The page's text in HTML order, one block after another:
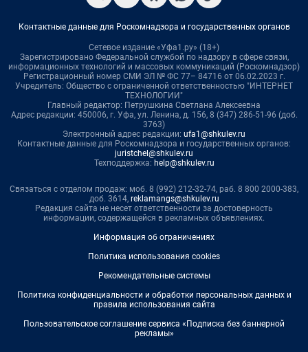
Контактные данные для Роскомнадзора и государственных органов
Сетевое издание «Уфа1.ру» (18+)
Зарегистрировано Федеральной службой по надзору в сфере связи,
информационных технологий и массовых коммуникаций (Роскомнадзор)
Регистрационный номер СМИ ЭЛ № ФС 77– 84716 от 06.02.2023 г.
Учредитель: Общество с ограниченной ответственностью "ИНТЕРНЕТ
ТЕХНОЛОГИИ"
Главный редактор: Петрушкина Светлана Алексеевна
Адрес редакции: 450006, г. Уфа, ул. Ленина, д. 156, 8 (347) 286-51-96 (доб.
3763)
Электронный адрес редакции: ufa1@shkulev.ru
Контактные данные для Роскомнадзора и государственных органов:
juristchel@shkulev.ru
Техподдержка: help@shkulev.ru
Связаться с отделом продаж: моб. 8 (992) 212-32-74, раб. 8 800 2000-383,
доб. 3614, reklamangs@shkulev.ru
Редакция сайта не несет ответственности за достоверность
информации, содержащейся в рекламных объявлениях.
Информация об ограничениях
Политика использования cookies
Рекомендательные системы
Политика конфиденциальности и обработки персональных данных и
правила использования сайта
Пользовательское соглашение сервиса «Подписка без баннерной
рекламы»